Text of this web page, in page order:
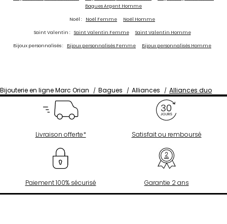
Bagues Argent Homme
Noël : Noël Femme Noël Homme
Saint Valentin : Saint Valentin Femme Saint Valentin Homme
Bijoux personnalisés : Bijoux personnalisés Femme Bijoux personnalisés Homme
Bijouterie en ligne Marc Orian Bagues Alliances Alliances duo
Livraison offerte* Satisfait ou remboursé
Paiement 100% sécurisé Garantie 2 ans